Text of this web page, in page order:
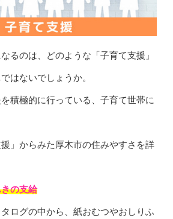
るのは、どのような「子育て支援」
はないでしょうか。
積極的に行っている、子育て世帯に
」からみた厚木市の住みやすさを詳
の支給
ログの中から、紙おむつやおしりふ